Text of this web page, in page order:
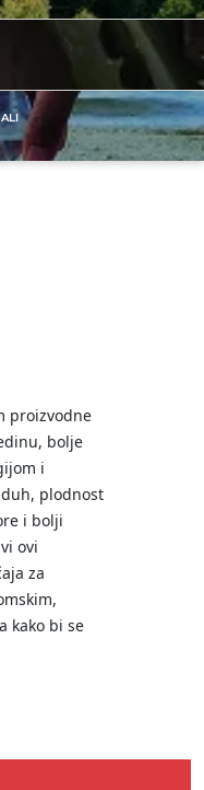
proizvodne
bolje
i
plodnost
i bolji
ovi
za
kako bi se